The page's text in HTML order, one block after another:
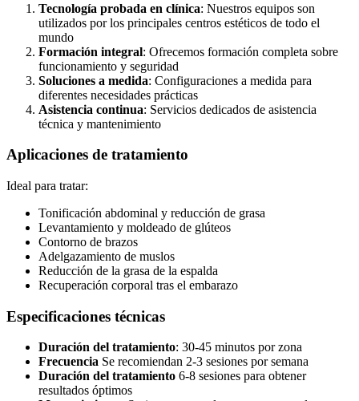
Tecnología probada en clínica: Nuestros equipos son
utilizados por los principales centros estéticos de todo el
mundo
Formación integral: Ofrecemos formación completa sobre
funcionamiento y seguridad
Soluciones a medida: Configuraciones a medida para
diferentes necesidades prácticas
Asistencia continua: Servicios dedicados de asistencia
técnica y mantenimiento
Aplicaciones de tratamiento
Ideal para tratar:
Tonificación abdominal y reducción de grasa
Levantamiento y moldeado de glúteos
Contorno de brazos
Adelgazamiento de muslos
Reducción de la grasa de la espalda
Recuperación corporal tras el embarazo
Especificaciones técnicas
Duración del tratamiento: 30-45 minutos por zona
Frecuencia Se recomiendan 2-3 sesiones por semana
Duración del tratamiento 6-8 sesiones para obtener
resultados óptimos